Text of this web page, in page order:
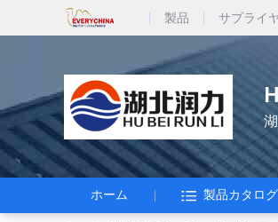
製品 サプライ
ホーム 製品カタログ